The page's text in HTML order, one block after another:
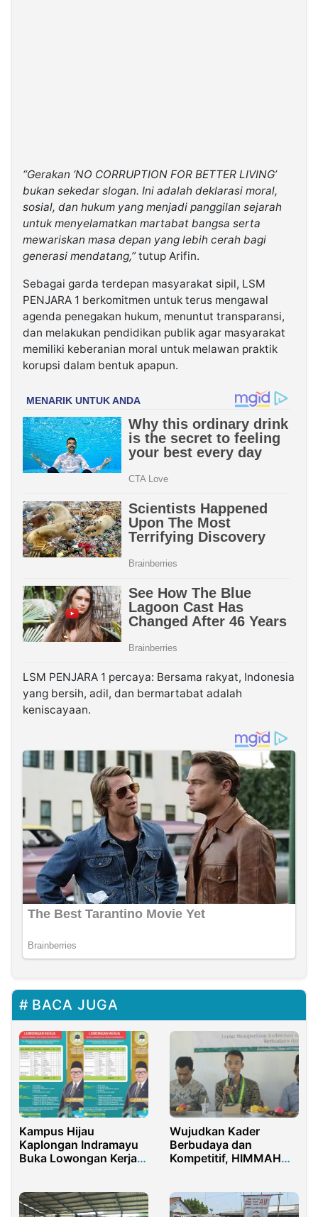
“Gerakan ‘NO CORRUPTION FOR BETTER LIVING’
bukan sekedar slogan. Ini adalah deklarasi moral,
sosial, dan hukum yang menjadi panggilan sejarah
untuk menyelamatkan martabat bangsa serta
mewariskan masa depan yang lebih cerah bagi
generasi mendatang,”tutup Arifin.
Sebagai garda terdepan masyarakat sipil, LSM
PENJARA 1 berkomitmen untuk terus mengawal
agenda penegakan hukum, menuntut transparansi,
dan melakukan pendidikan publik agar masyarakat
memiliki keberanian moral untuk melawan praktik
korupsi dalam bentuk apapun.
LSM PENJARA 1 percaya: Bersama rakyat, Indonesia
yang bersih, adil, dan bermartabat adalah
keniscayaan.
BACA JUGA
Kampus Hijau
Kaplongan Indramayu
Buka Lowongan Kerja,
Wujudkan Kader
Berbudaya dan
Kompetitif, HIMMAH
WAPA 2